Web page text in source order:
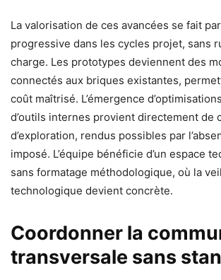
La valorisation de ces avancées se fait
progressive dans les cycles projet, sans
charge. Les prototypes deviennent des
connectés aux briques existantes,
coût maîtrisé. L’émergence
d’outils internes provient directement de
d’exploration, rendus possibles par
imposé. L’équipe bénéficie d’un espace
sans formatage méthodologique, où la
technologique devient concrète.
Coordonner la
transversale sans